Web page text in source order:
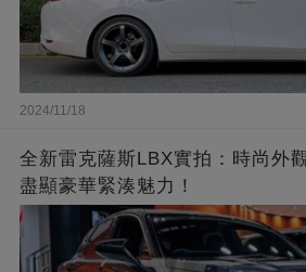
2024/11/18
全新雷克薩斯LBX實拍：時尚外
盡顯豪華緊湊魅力！